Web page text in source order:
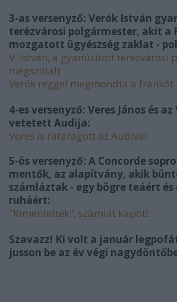
3-as versenyző: Verók István
terézvárosi polgármester, akit a
mozgatott ügyészség zaklat -
V. István, a gyanúsított terézvárosi
megszólalt
Verók reggel megmondta a frankót
4-es versenyző: Veres János és az
vetetett Audija:
Veres is ráfaragott az Audival
5-ös versenyző: A Concorde
mentők, az alapítvány, akik
számláztak - egy bögre teáért és
ruháért:
"Kimentették", számlát kapott
Szavazz! Ki volt a január
jusson be az év végi